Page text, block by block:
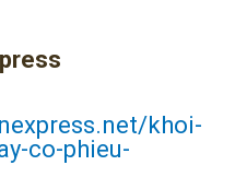
khoi-
co-phieu-